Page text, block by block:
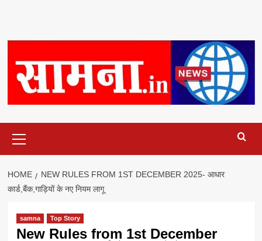
Menu
HOME
NEW RULES FROM 1ST DECEMBER 2025- आधार
कार्ड,बैंक,गाड़ियों के नए नियम लागू
samna Top Story
New Rules from 1st December